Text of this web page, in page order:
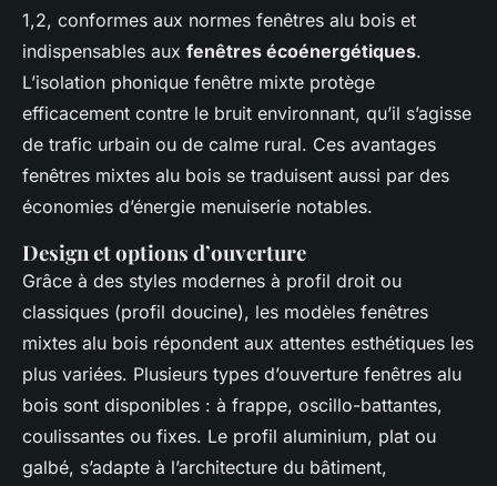
1,2, conformes aux normes fenêtres alu bois et
indispensables aux fenêtres écoénergétiques.
L’isolation phonique fenêtre mixte protège
efficacement contre le bruit environnant, qu’il s’agisse
de trafic urbain ou de calme rural. Ces avantages
fenêtres mixtes alu bois se traduisent aussi par des
économies d’énergie menuiserie notables.
Design et options d’ouverture
Grâce à des styles modernes à profil droit ou
classiques (profil doucine), les modèles fenêtres
mixtes alu bois répondent aux attentes esthétiques les
plus variées. Plusieurs types d’ouverture fenêtres alu
bois sont disponibles : à frappe, oscillo-battantes,
coulissantes ou fixes. Le profil aluminium, plat ou
galbé, s’adapte à l’architecture du bâtiment,